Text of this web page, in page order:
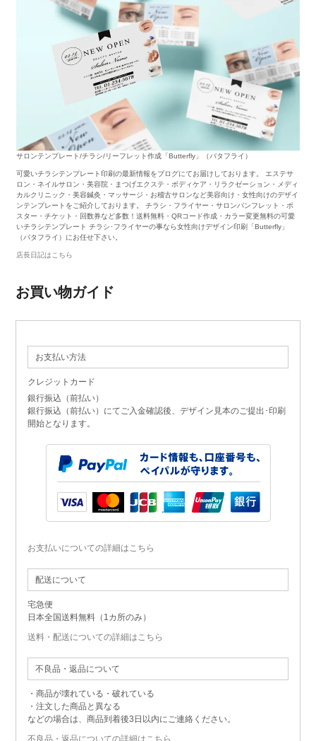
サロンテンプレート/チラシ/リーフレット作成「Butterfly」（バタフライ）
可愛いチラシテンプレート印刷の最新情報をブログにてお届けしております。 エステサ
ロン・ネイルサロン・美容院・まつげエクステ・ボディケア・リラクゼーション・メディ
カルクリニック・美容鍼灸・マッサージ・お稽古サロンなど美容向け・女性向けのデザイ
ンテンプレートをご紹介しております。 チラシ・フライヤー・サロンパンフレット・ポ
スター・チケット・回数券など多数！送料無料・QRコード作成・カラー変更無料の可愛
いチラシテンプレート チラシ･フライヤーの事なら女性向けデザイン印刷「Butterfly」
（バタフライ）にお任せ下さい。
店長日記はこちら
お買い物ガイド
お支払い方法
クレジットカード
銀行振込（前払い）
銀行振込（前払い）にてご入金確認後、デザイン見本のご提出･印刷
開始となります。
お支払いについての詳細はこちら
配送について
宅急便
日本全国送料無料（1カ所のみ）
送料・配送についての詳細はこちら
不良品・返品について
・商品が壊れている・破れている
・注文した商品と異なる
などの場合は、商品到着後3日以内にご連絡ください。